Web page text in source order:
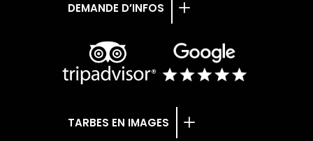
DEMANDE D’INFOS
TARBES EN IMAGES